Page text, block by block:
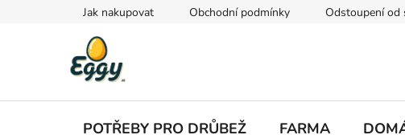
Jak nakupovat Obchodní podmínky Odstoupení od
POTŘEBY PRO DRŮBEŽ FARMA